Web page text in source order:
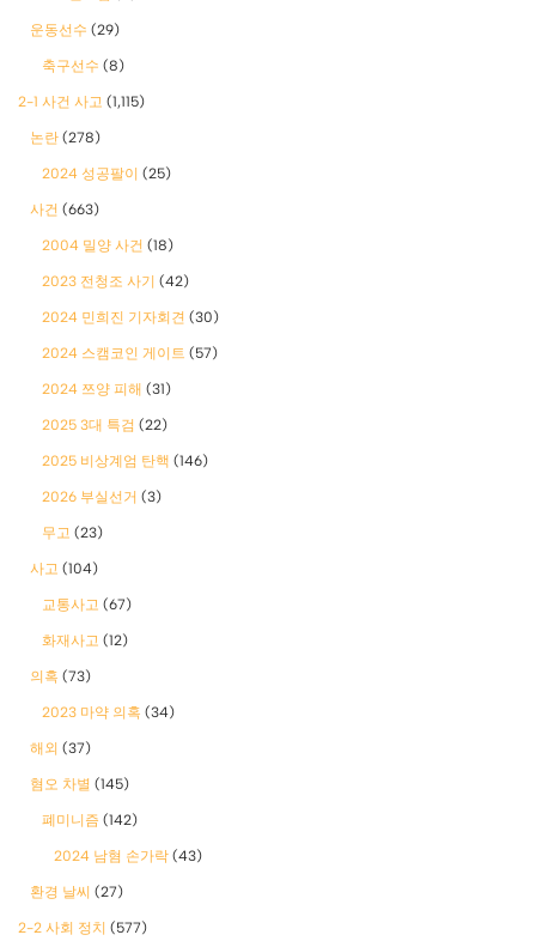
운동선수 (29)
축구선수 (8)
2-1 사건 사고 (1,115)
논란 (278)
2024 성공팔이 (25)
사건 (663)
2004 밀양 사건 (18)
2023 전청조 사기 (42)
2024 민희진 기자회견 (30)
2024 스캠코인 게이트 (57)
2024 쯔양 피해 (31)
2025 3대 특검 (22)
2025 비상계엄 탄핵 (146)
2026 부실선거 (3)
무고 (23)
사고 (104)
교통사고 (67)
화재사고 (12)
의혹 (73)
2023 마약 의혹 (34)
해외 (37)
혐오 차별 (145)
폐미니즘 (142)
2024 남혐 손가락 (43)
환경 날씨 (27)
2-2 사회 정치 (577)